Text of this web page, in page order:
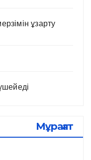
ұзарту
Мұрағат